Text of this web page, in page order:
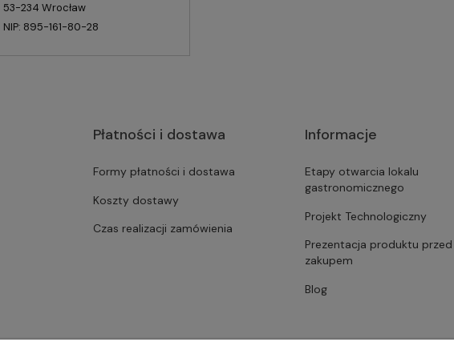
53-234 Wrocław
NIP: 895-161-80-28
Płatności i dostawa
Formy płatności i dostawa
Koszty dostawy
Czas realizacji zamówienia
Informacje
Etapy otwarcia lokalu
gastronomicznego
Projekt Technologiczny
Prezentacja produktu przed
zakupem
Blog